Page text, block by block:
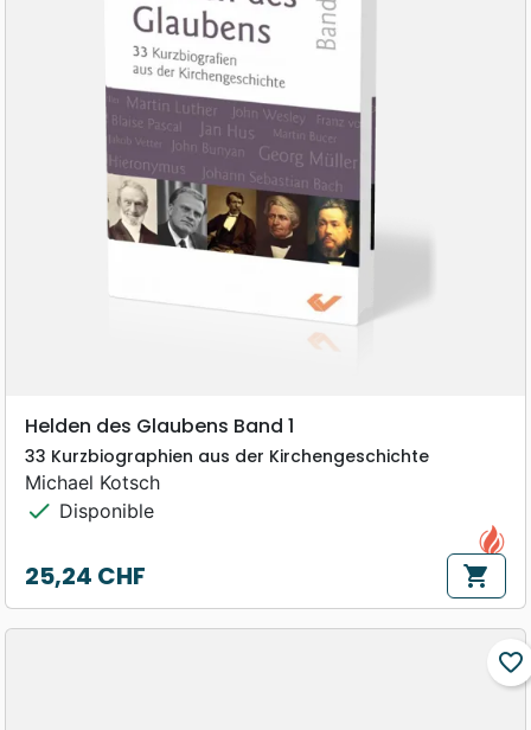
Helden des Glaubens Band 1
33 Kurzbiographien aus der Kirchengeschichte
Michael Kotsch
check Disponible
Prix
25,24 CHF shopping_cart
favorite_border